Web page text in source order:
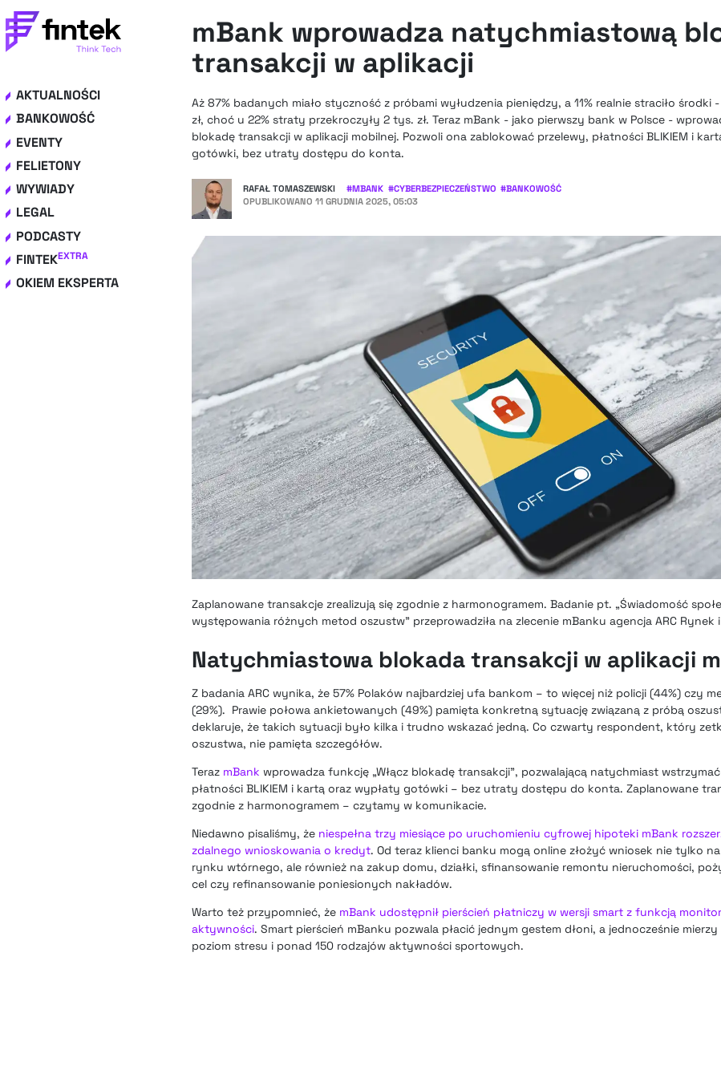
AKTUALNOŚCI
BANKOWOŚĆ
EVENTY
FELIETONY
WYWIADY
LEGAL
PODCASTY
FINTEKEXTRA
OKIEM EKSPERTA
mBank wprowadza natychmiastową
transakcji w aplikacji
Aż 87% badanych miało styczność z próbami wyłudzenia pieniędzy, a 11% realnie straciło środki
zł, choć u 22% straty przekroczyły 2 tys. zł. Teraz mBank - jako pierwszy bank w Polsce -
blokadę transakcji w aplikacji mobilnej. Pozwoli ona zablokować przelewy, płatności BLIKIEM i
gotówki, bez utraty dostępu do konta.
RAFAŁ TOMASZEWSKI #MBANK #CYBERBEZPIECZEŃSTWO #BANKOWOŚĆ
OPUBLIKOWANO 11 GRUDNIA 2025, 05:03
Zaplanowane transakcje zrealizują się zgodnie z harmonogramem. Badanie pt. „Świadomość
występowania różnych metod oszustw” przeprowadziła na zlecenie mBanku agencja ARC Rynek i
Natychmiastowa blokada transakcji w aplikacji
Z badania ARC wynika, że 57% Polaków najbardziej ufa bankom – to więcej niż policji (44%) czy
(29%). Prawie połowa ankietowanych (49%) pamięta konkretną sytuację związaną z próbą
deklaruje, że takich sytuacji było kilka i trudno wskazać jedną. Co czwarty respondent, który
oszustwa, nie pamięta szczegółów.
Teraz mBank wprowadza funkcję „Włącz blokadę transakcji”, pozwalającą natychmiast
płatności BLIKIEM i kartą oraz wypłaty gotówki – bez utraty dostępu do konta. Zaplanowane
zgodnie z harmonogramem – czytamy w komunikacie.
Niedawno pisaliśmy, że niespełna trzy miesiące po uruchomieniu cyfrowej hipoteki mBank
zdalnego wnioskowania o kredyt. Od teraz klienci banku mogą online złożyć wniosek nie tylko
rynku wtórnego, ale również na zakup domu, działki, sfinansowanie remontu nieruchomości,
cel czy refinansowanie poniesionych nakładów.
Warto też przypomnieć, że mBank udostępnił pierścień płatniczy w wersji smart z funkcją
aktywności. Smart pierścień mBanku pozwala płacić jednym gestem dłoni, a jednocześnie
poziom stresu i ponad 150 rodzajów aktywności sportowych.